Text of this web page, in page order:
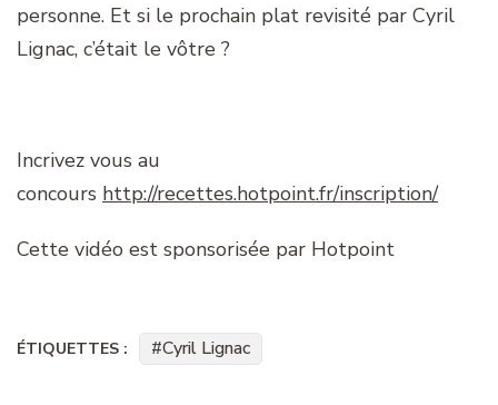
personne. Et si le prochain plat revisité par Cyril
Lignac, c’était le vôtre ?
Incrivez vous au
concours http://recettes.hotpoint.fr/inscription/
Cette vidéo est sponsorisée par Hotpoint
ÉTIQUETTES : Cyril Lignac